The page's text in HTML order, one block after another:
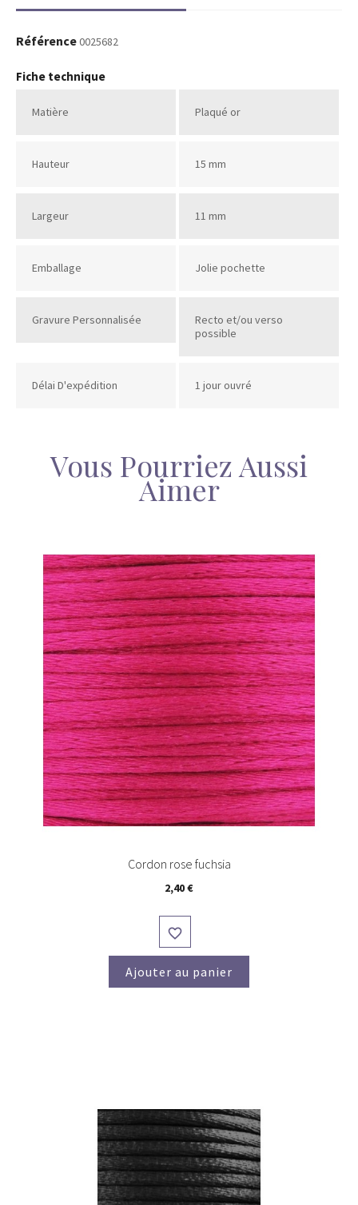
Référence0025682
Fiche technique
Matière Plaqué or
Hauteur 15 mm
Largeur 11 mm
Emballage Jolie pochette
Gravure Personnalisée
Recto et/ou verso
possible
Délai D'expédition 1 jour ouvré
Vous Pourriez Aussi
Aimer
Cordon rose fuchsia
Prix
2,40 €

Ajouter au panier